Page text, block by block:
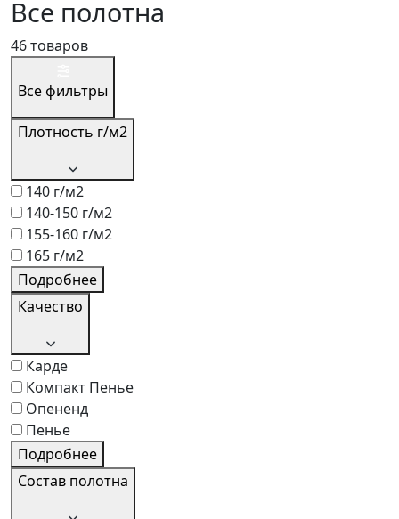
Все полотна
46 товаров
Все фильтры
Плотность г/м2
140 г/м2
140-150 г/м2
155-160 г/м2
165 г/м2
Подробнее
Качество
Карде
Компакт Пенье
Опененд
Пенье
Подробнее
Состав полотна